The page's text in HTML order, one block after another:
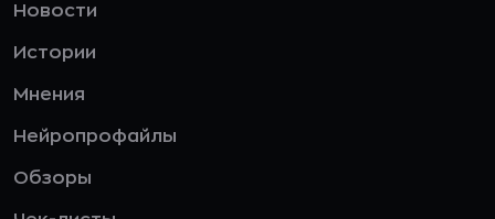
Новости
Истории
Мнения
Нейропрофайлы
Обзоры